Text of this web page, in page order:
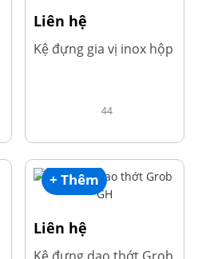
Liên hệ
Kệ đựng gia vị inox hộp
44
+ Thêm
Liên hệ